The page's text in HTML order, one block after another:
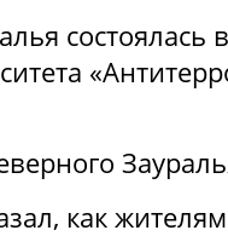
состоялась
как